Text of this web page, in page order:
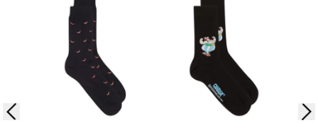
ADICIONAR AO CARRINHO ADICIONAR AO CARRINHO